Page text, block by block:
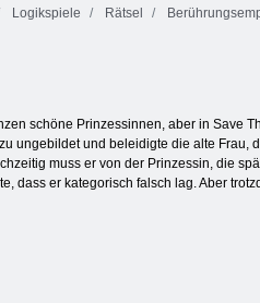
Logikspiele Rätsel
schöne Prinzessinnen, aber in Save
ungebildet und beleidigte die alte
muss er von der Prinzessin, die
dass er kategorisch falsch lag. Aber